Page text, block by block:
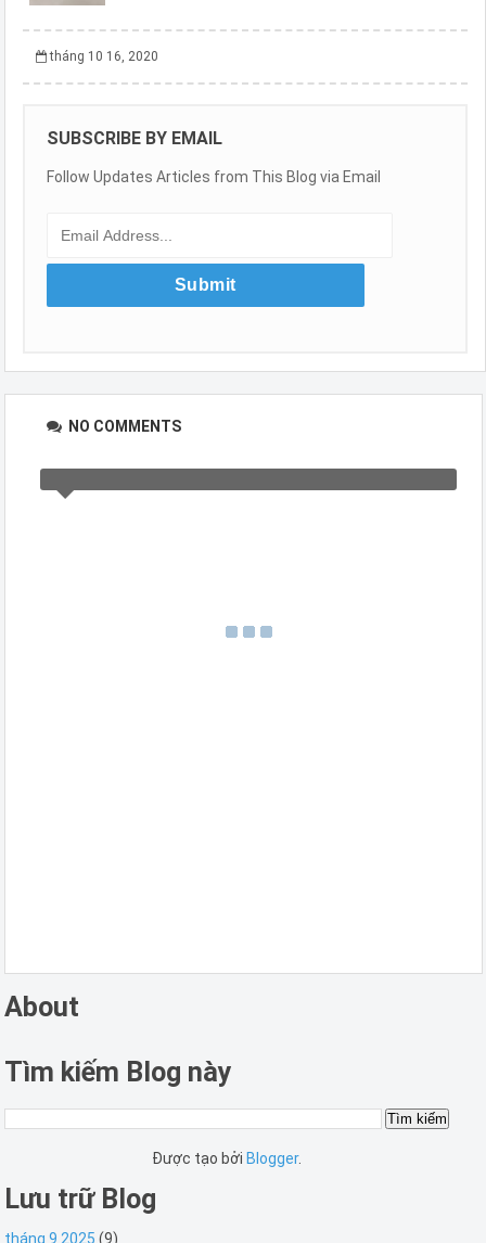
tháng 10 16, 2020
SUBSCRIBE BY EMAIL
Follow Updates Articles from This Blog via Email
NO COMMENTS
About
Tìm kiếm Blog này
Được tạo bởi Blogger.
Lưu trữ Blog
tháng 9 2025 (9)